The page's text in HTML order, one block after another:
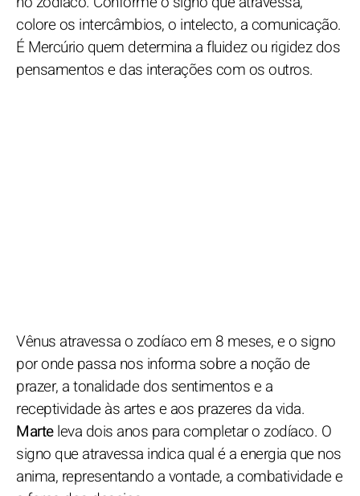
colore os intercâmbios, o intelecto, a comunicação.
É Mercúrio quem determina a fluidez ou rigidez dos
pensamentos e das interações com os outros.
Vênus atravessa o zodíaco em 8 meses, e o signo
por onde passa nos informa sobre a noção de
prazer, a tonalidade dos sentimentos e a
receptividade às artes e aos prazeres da vida.
Marteleva dois anos para completar o zodíaco. O
signo que atravessa indica qual é a energia que nos
anima, representando a vontade, a combatividade e